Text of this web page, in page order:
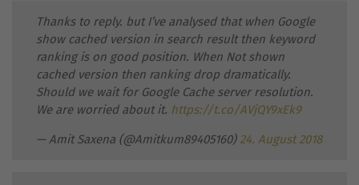
Thanks to reply. but I’ve analysed that when Google
show cached version in search result then keyword
ranking is on good position. When Not shown
cached version then ranking drop dramatically.
Should we wait for Google Cache server resolution.
We are worried about it. https://t.co/AVjQY9xEk9
— Amit Saxena (@Amitkum89405160) 24. August 2018